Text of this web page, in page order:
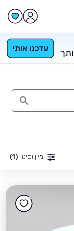
מיון וסינון (1)